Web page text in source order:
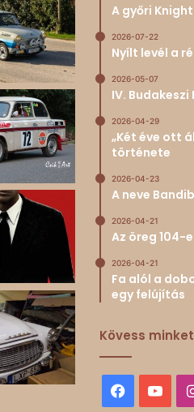
A győri
2026-07-22
Nyílt levél a
2026-05-07
IV.
2026-04-29
„Két éve ott
története
2026-04-23
A neve
2026-04-21
Az öreg 104-
2026-04-21
Fa alól a
egy felújítás
Kövess
Facebook